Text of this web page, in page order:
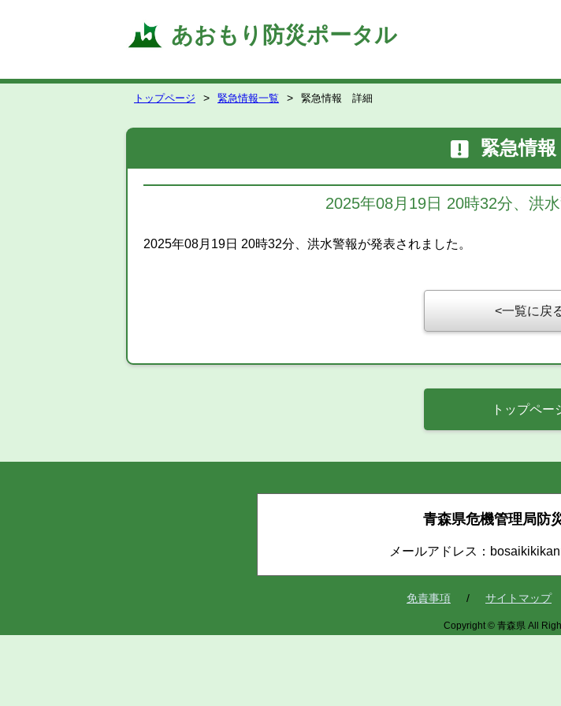
あおもり防災ポータル
トップページ 緊急情報一覧 緊急情報 詳細
緊急情
2025年08月19日 20時32分、洪
2025年08月19日 20時32分、洪水警報が発表されました。
一覧に戻
トップペー
青森県危機管理局防
メールアドレス：
免責事項 サイトマップ
Copyright © 青森県 All